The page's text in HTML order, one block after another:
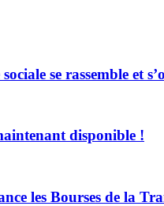
se rassemble et
disponible !
les Bourses de la